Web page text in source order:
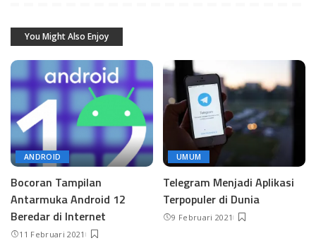
You Might Also Enjoy
ANDROID
Bocoran Tampilan
Antarmuka Android 12
Beredar di Internet
11 Februari 2021
UMUM
Telegram Menjadi Aplikasi
Terpopuler di Dunia
9 Februari 2021